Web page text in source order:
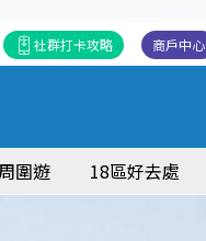
商戶中心
社群打卡攻略
圍遊 18區好去處